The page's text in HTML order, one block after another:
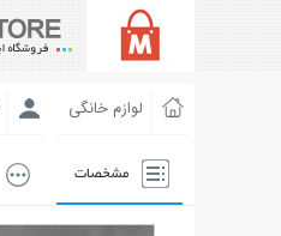
لوازم خانگی
مشخصات